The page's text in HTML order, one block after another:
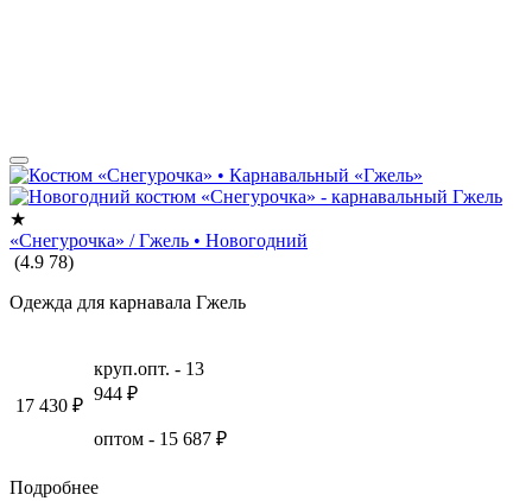
★
«Снегурочка» / Гжель • Новогодний
(4.9 78)
Одежда для карнавала Гжель
17 430 ₽
круп.опт. - 13
944 ₽
оптом - 15 687 ₽
Подробнее